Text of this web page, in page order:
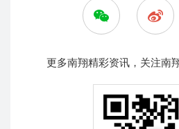
更多南翔精彩资讯，关注南